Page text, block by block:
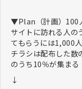
▼Plan（計画）100
サイトに訪れる人の
てもらうには1,000
チラシは配布した数
のうち10％が集まる
↓